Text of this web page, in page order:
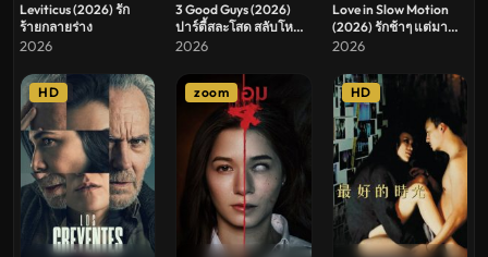
Leviticus (2026) รัก
ร้ายกลายร่าง
2026
3 Good Guys (2026)
ปาร์ตี้สละโสด สลับโหมด
ข้ามคืน
2026
Love in Slow Motion
(2026) รักช้าๆ แต่มา
ชัวร์
2026
HD zoom HD